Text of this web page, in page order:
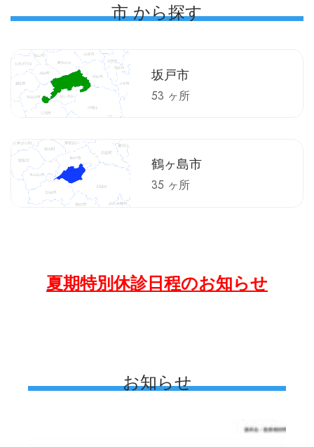
市 から探す
坂戸市
53 ヶ所
鶴ヶ島市
35 ヶ所
夏期特別休診日程のお知らせ
お知らせ